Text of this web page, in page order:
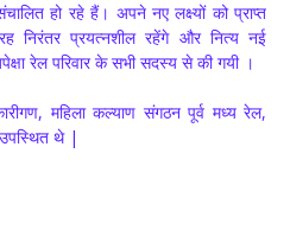
हो रहे हैं। अपने नए लक्ष्यों को प्राप्त
निरंतर प्रयत्नशील रहेंगे और नित्य नई
रेल परिवार के सभी सदस्य से की गयी ।
महिला कल्याण संगठन पूर्व मध्य रेल,
उपस्थित थे |